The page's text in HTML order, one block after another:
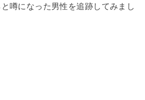
噂になった男性を追跡してみまし